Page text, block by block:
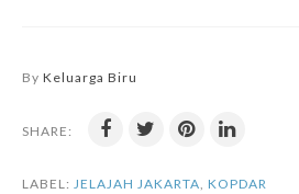
By Keluarga Biru
SHARE:
LABEL: JELAJAH JAKARTA, KOPDAR